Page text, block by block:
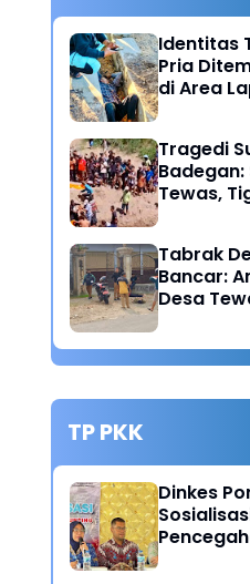
Identitas
Pria
di Area
Hipertensi
Tragedi
Tewas,
Tabrak
Bancar:
Desa
Diduga
TP PKK
Dinkes